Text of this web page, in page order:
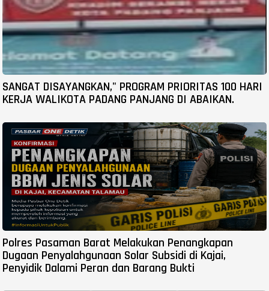
SANGAT DISAYANGKAN," PROGRAM PRIORITAS 100 HARI
KERJA WALIKOTA PADANG PANJANG DI ABAIKAN.
Polres Pasaman Barat Melakukan Penangkapan
Dugaan Penyalahgunaan Solar Subsidi di Kajai,
Penyidik Dalami Peran dan Barang Bukti